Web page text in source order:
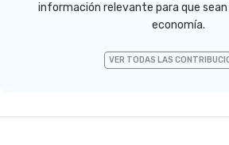
información relevante para que
economía.
VER TODAS LAS